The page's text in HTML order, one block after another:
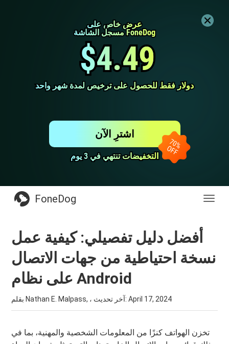
عرض خاص على
عرض خاص على
مسجل الشاشة FoneDog
مسجل الشاشة FoneDog
$4.49
$4.49
دولار فقط للحصول على ترخيص لمدة شهر واحد
دولار فقط للحصول على ترخيص لمدة شهر واحد
التخفيضات تنتهي في 3 يوم
التخفيضات تنتهي في 3 يوم
اشترِ الآن
FoneDog
أفضل دليل تفصيلي: كيفية عمل
نسخة احتياطية من جهات الاتصال
على نظام Android
بقلم Nathan E. Malpass, ، آخر تحديث:April 17, 2024
تخزن الهواتف كنزًا من المعلومات الشخصية والمهنية، بما في